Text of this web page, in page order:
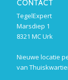
CONTACT
TegelExpert
Marsdiep 1
8321 MC Urk
Nieuwe locatie
van